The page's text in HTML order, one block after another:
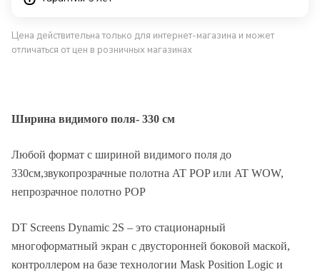
Цена действительна только для интернет-магазина и может
отличаться от цен в розничных магазинах
Ширина видимого поля- 330 см
Любой формат с шириной видимого поля до
330см,звукопрозрачные полотна AT POP или AT WOW,
непрозрачное полотно POP
Описание
DT Screens Dynamic 2S – это стационарный
многоформатный экран с двусторонней боковой маской,
контроллером на базе технологии Mask Position Logic и